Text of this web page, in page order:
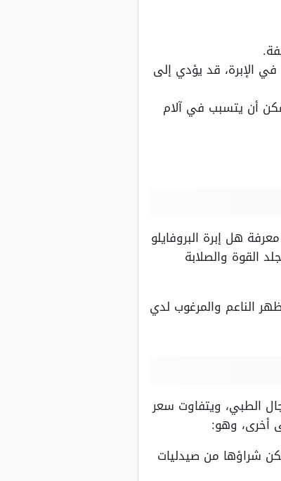
الإبرة، قد يؤدي إلى
أن يتسبب في آلام
هل إبرة البروفايلو
القوة والصلابة
الناعم والمرغوب لدي
الطبي، ويتفاوت سعر
أخرى، وهو:
للحقنة الواحدة، ويمكن شراؤها من صيدليات